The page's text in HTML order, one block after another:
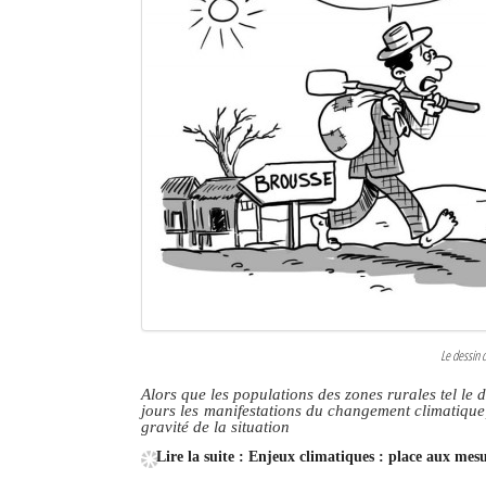
Le dessin
Alors que les populations des zones rurales tel le
jours les manifestations du changement
gravité de la situation
Lire la suite : Enjeux climatiques : place aux